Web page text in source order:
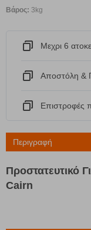
Βάρος: 3kg
Μεχρι 6
Αποστόλη &
Eπιστροφές
Περιγραφή
Προστατευτικό
Cairn